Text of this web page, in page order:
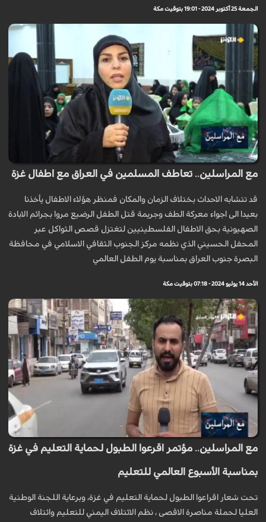
الجمعة 25 أكتوبر 2024 - 19:01 بتوقيت مكة
مع المراسلين.. تعاطف المسلمين في العراق مع اطفال غزة
قد تتشابه الاحداث بختلاف الزمان والمكان فمنظر هؤلاء الاطفال يأخذنا
بعيدا الى اجواء معركة الطف وجريمة قتل الطفل الرضيع مروا بجرائم الابادة
الصهيونية بحق الاطفال الفلسطينيين لتغتزل قصص الثواكل عبر
المحفل الحسيني الذي نظمه مركز الجنوب الثقافي الاسلامي في محافظة
البصرة جنوب العراق بمناسبة يوم الطفل العالمي
الأحد 14 يوليو 2024 - 07:18 بتوقيت مكة
مع المراسلين.. مؤتمر اقرعوا الطبول لحماية التعليم في غزة
بمناسبة الأسبوع العالمي للتعليم
تحت شعار اقراعوا الطبول لحماية التعليم في غزة، وبرعاية اللجنة الوطنية
العليا لحملة مناصرة الاقصى ، نظم الائتلاف اليمني للتعليم وائتلاف